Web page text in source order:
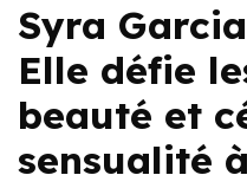
Syra
Elle défie
beauté et
sensualité